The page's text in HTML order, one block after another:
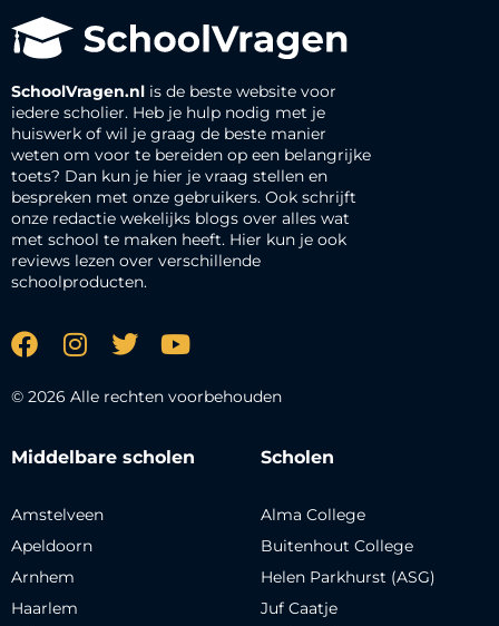
SchoolVragen.nl is de beste website voor
iedere scholier. Heb je hulp nodig met je
huiswerk of wil je graag de beste manier
weten om voor te bereiden op een belangrijke
toets? Dan kun je hier je vraag stellen en
bespreken met onze gebruikers. Ook schrijft
onze redactie wekelijks blogs over alles wat
met school te maken heeft. Hier kun je ook
reviews lezen over verschillende
schoolproducten.
© 2026 Alle rechten voorbehouden
Middelbare scholen
Amstelveen
Apeldoorn
Arnhem
Haarlem
Scholen
Alma College
Buitenhout College
Helen Parkhurst (ASG)
Juf Caatje